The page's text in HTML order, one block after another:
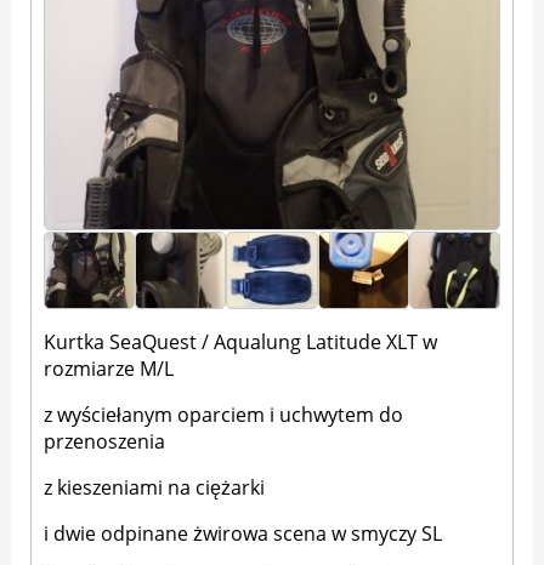
Kurtka SeaQuest / Aqualung Latitude XLT w
rozmiarze M/L
z wyściełanym oparciem i uchwytem do
przenoszenia
z kieszeniami na ciężarki
i dwie odpinane żwirowa scena w smyczy SL